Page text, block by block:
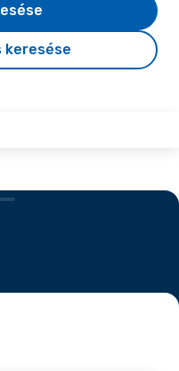
keresése